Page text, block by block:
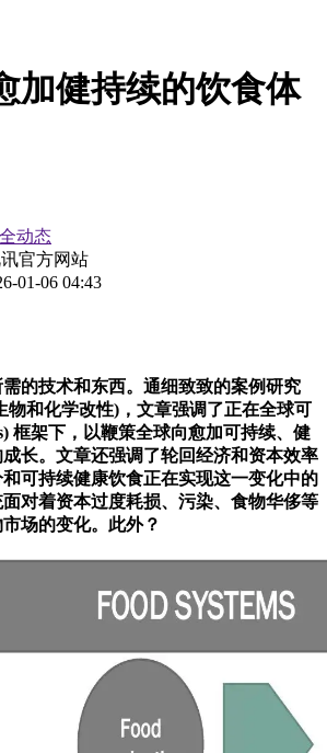
加健持续的饮食体
动态
官方网站
01-06 04:43
技术和东西。通细致致的案例研究
物和化学改性)，文章强调了正在全球可
框架下，以鞭策全球向愈加可持续、健
长。文章还强调了轮回经济和资本效率
可持续健康饮食正在实现这一变化中的
对着资本过度耗损、污染、食物华侈等
场的变化。此外？